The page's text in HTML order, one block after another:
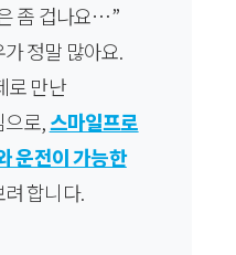
좀 겁나요…”
정말 많아요.
로 만난
로,스마일프로
운전이 가능한
합니다.